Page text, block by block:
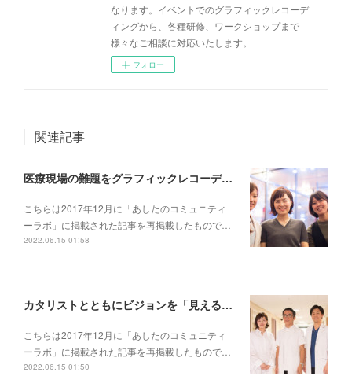
なります。イベントでのグラフィックレコーデ
ィングから、各種研修、ワークショップまで
様々なご相談に対応いたします。
フォロー
関連記事
医療現場の難題をグラフィックレコーディングと対話で解決する!?──元気会横浜病院の取り組み（後編）【創造的関係性をつくりだす「グラフィックカタリスト」プロジェクト(4)】
こちらは2017年12月に「あしたのコミュニティ
ーラボ」に掲載された記事を再掲載したもので…
2022.06.15 01:58
カタリストとともにビジョンを「見える化」する──元気会横浜病院の取り組み（前編）【創造的関係性をつくりだす「グラフィックカタリスト」プロジェクト(3)】
こちらは2017年12月に「あしたのコミュニティ
ーラボ」に掲載された記事を再掲載したもので…
2022.06.15 01:50